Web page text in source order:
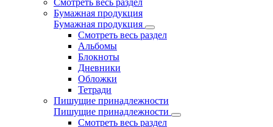
Смотреть весь раздел
Бумажная продукция
Бумажная продукция
Смотреть весь раздел
Альбомы
Блокноты
Дневники
Обложки
Тетради
Пишущие принадлежности
Пишущие принадлежности
Смотреть весь раздел